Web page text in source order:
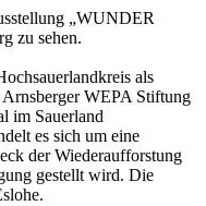
„WUNDER
zu sehen.
als
Arnsberger WEPA Stiftung
im Sauerland
es sich um eine
der Wiederaufforstung
gestellt wird. Die